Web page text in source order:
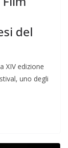
del
XIV edizione
uno degli